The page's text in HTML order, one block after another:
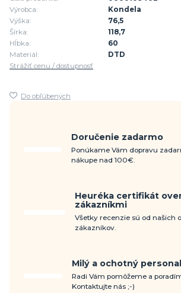
Výrobca:
Kondela
Výška:
76,5
Šírka:
118,7
Hĺbka:
60
Materiál:
DTD
Strážiť cenu / dostupnosť
Do obľúbených
Doručenie zadarmo
Ponúkame Vám dopravu
nákupe nad 100€.
Heuréka certifikát
zákazníkmi
Všetky recenzie sú od našich
zákazníkov.
Milý a ochotný personal
Radi Vám pomôžeme a
Kontaktujte nás ;-)